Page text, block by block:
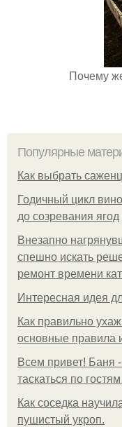
Почему
Популярные
Как выбрать
Годичный цикл
до созревания ягод
Внезапно
спешно искать
ремонт времени
Интересная идея
Как правильно
основные правила
Всем привет! Баня
таскаться по
Как соседка
пушистый укроп.